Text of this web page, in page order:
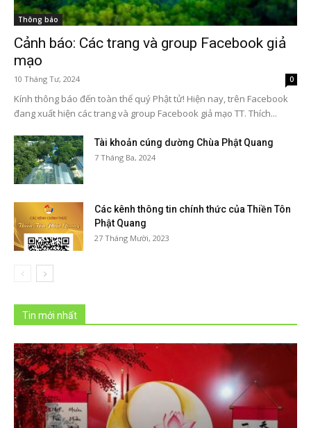
Thông báo
Cảnh báo: Các trang và group Facebook giả
mạo
10 Tháng Tư, 2024 0
Kính thông báo đến toàn thể quý Phật tử! Hiện nay, trên Facebook
đang xuất hiện các trang và group Facebook giả mạo TT. Thích...
Tài khoản cúng dường Chùa Phật Quang
7 Tháng Ba, 2024
Các kênh thông tin chính thức của Thiền Tôn
Phật Quang
27 Tháng Mười, 2023
Tin mới nhất